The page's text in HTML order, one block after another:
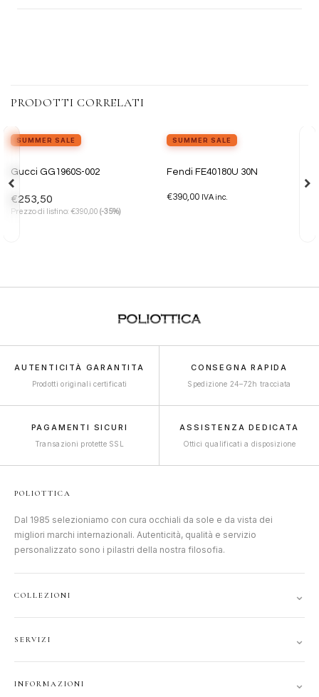
PRODOTTI CORRELATI
SUMMER SALE
Gucci GG1960S-002
€253,50
Prezzo di listino: €390,00 (-35%)
SUMMER SALE
Fendi FE40180U 30N
€390,00 IVA inc.
AUTENTICITÀ GARANTITA
Prodotti originali certificati
CONSEGNA RAPIDA
Spedizione 24–72h tracciata
PAGAMENTI SICURI
Transazioni protette SSL
ASSISTENZA DEDICATA
Ottici qualificati a disposizione
POLIOTTICA
Dal 1985 selezioniamo con cura occhiali da sole e da vista dei
migliori marchi internazionali. Autenticità, qualità e servizio
personalizzato sono i pilastri della nostra filosofia.
COLLEZIONI ⌄
JUNIOR
SERVIZI ⌄
INFORMAZIONI ⌄